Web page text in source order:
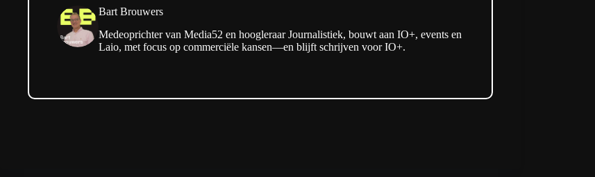
Bart Brouwers
Medeoprichter van Media52 en hoogleraar Journalistiek, bouwt aan IO+, events en
Laio, met focus op commerciële kansen—en blijft schrijven voor IO+.